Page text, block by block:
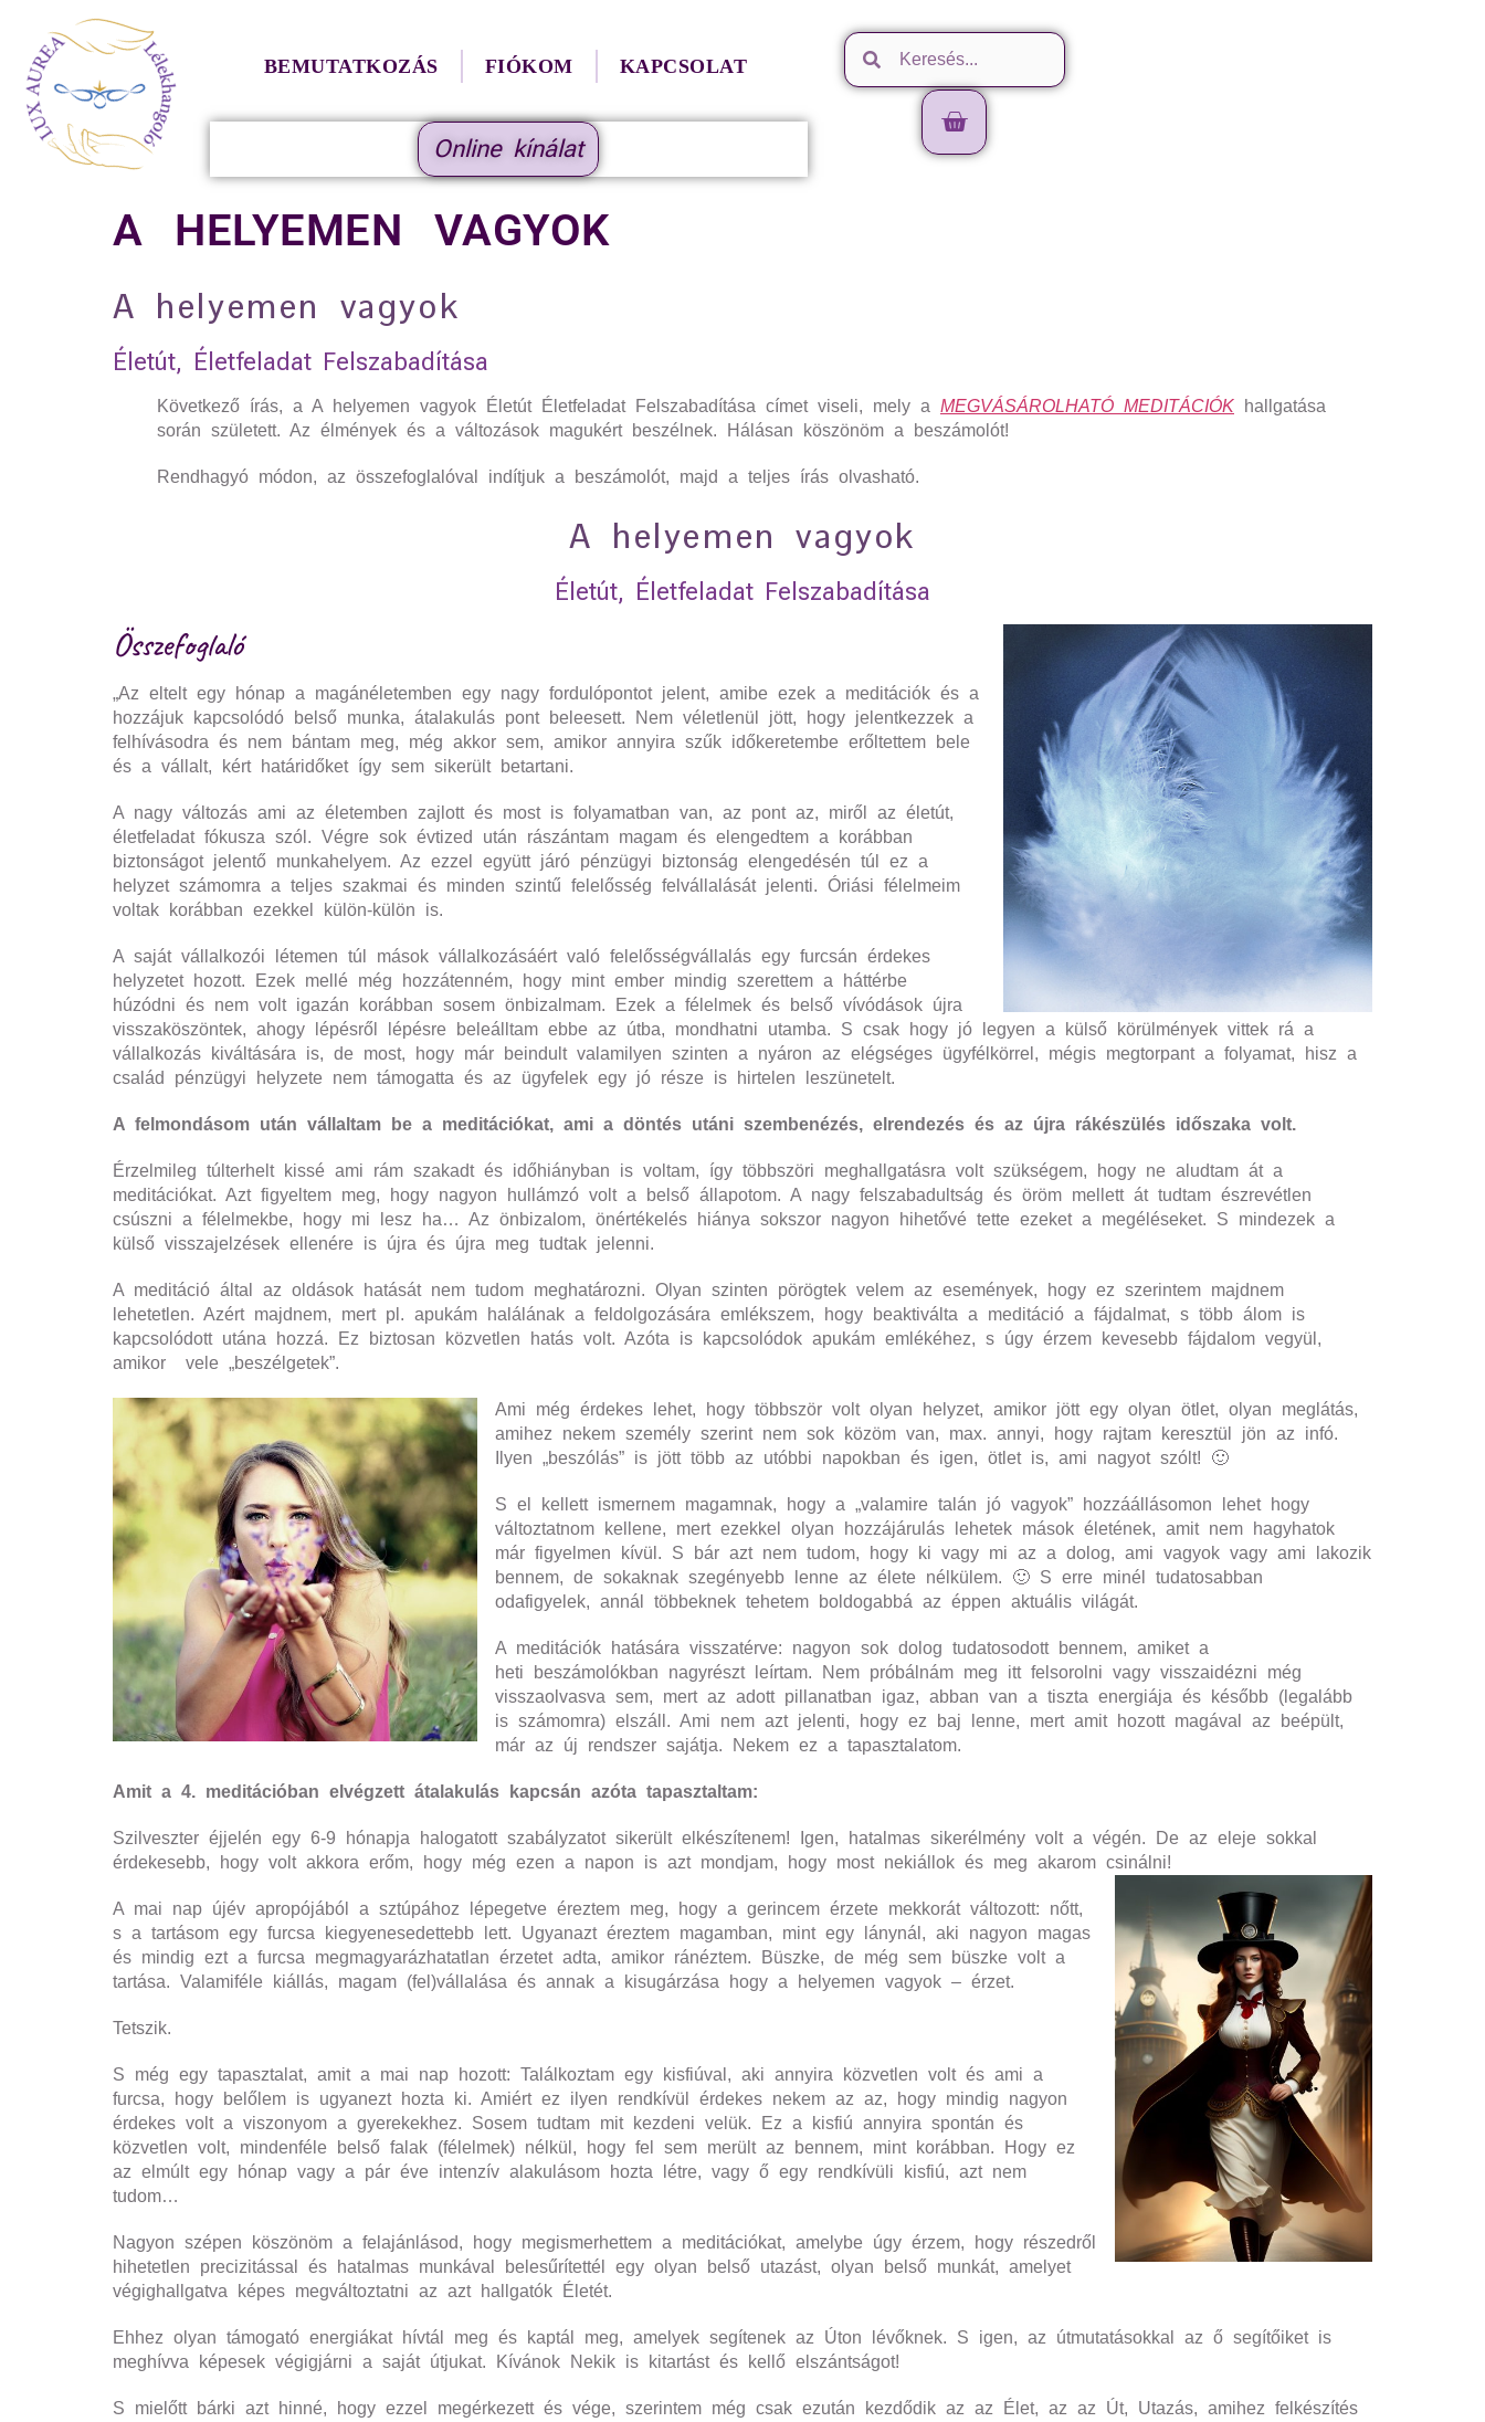
BEMUTATKOZÁS FIÓKOM KAPCSOLAT
Online kínálat
A HELYEMEN VAGYOK
A helyemen vagyok
Életút, Életfeladat Felszabadítása
Következő írás, a A helyemen vagyok Életút Életfeladat Felszabadítása címet viseli, mely a MEGVÁSÁROLHATÓ MEDITÁCIÓK hallgatása
során született. Az élmények és a változások magukért beszélnek. Hálásan köszönöm a beszámolót!
Rendhagyó módon, az összefoglalóval indítjuk a beszámolót, majd a teljes írás olvasható.
A helyemen vagyok
Életút, Életfeladat Felszabadítása
Összefoglaló
„Az eltelt egy hónap a magánéletemben egy nagy fordulópontot jelent, amibe ezek a meditációk és a
hozzájuk kapcsolódó belső munka, átalakulás pont beleesett. Nem véletlenül jött, hogy jelentkezzek a
felhívásodra és nem bántam meg, még akkor sem, amikor annyira szűk időkeretembe erőltettem bele
és a vállalt, kért határidőket így sem sikerült betartani.
A nagy változás ami az életemben zajlott és most is folyamatban van, az pont az, miről az életút,
életfeladat fókusza szól. Végre sok évtized után rászántam magam és elengedtem a korábban
biztonságot jelentő munkahelyem. Az ezzel együtt járó pénzügyi biztonság elengedésén túl ez a
helyzet számomra a teljes szakmai és minden szintű felelősség felvállalását jelenti. Óriási félelmeim
voltak korábban ezekkel külön-külön is.
A saját vállalkozói létemen túl mások vállalkozásáért való felelősségvállalás egy furcsán érdekes
helyzetet hozott. Ezek mellé még hozzátenném, hogy mint ember mindig szerettem a háttérbe
húzódni és nem volt igazán korábban sosem önbizalmam. Ezek a félelmek és belső vívódások újra
visszaköszöntek, ahogy lépésről lépésre beleálltam ebbe az útba, mondhatni utamba. S csak hogy jó legyen a külső körülmények vittek rá a
vállalkozás kiváltására is, de most, hogy már beindult valamilyen szinten a nyáron az elégséges ügyfélkörrel, mégis megtorpant a folyamat, hisz a
család pénzügyi helyzete nem támogatta és az ügyfelek egy jó része is hirtelen leszünetelt.
A felmondásom után vállaltam be a meditációkat, ami a döntés utáni szembenézés, elrendezés és az újra rákészülés időszaka volt.
Érzelmileg túlterhelt kissé ami rám szakadt és időhiányban is voltam, így többszöri meghallgatásra volt szükségem, hogy ne aludtam át a
meditációkat. Azt figyeltem meg, hogy nagyon hullámzó volt a belső állapotom. A nagy felszabadultság és öröm mellett át tudtam észrevétlen
csúszni a félelmekbe, hogy mi lesz ha… Az önbizalom, önértékelés hiánya sokszor nagyon hihetővé tette ezeket a megéléseket. S mindezek a
külső visszajelzések ellenére is újra és újra meg tudtak jelenni.
A meditáció által az oldások hatását nem tudom meghatározni. Olyan szinten pörögtek velem az események, hogy ez szerintem majdnem
lehetetlen. Azért majdnem, mert pl. apukám halálának a feldolgozására emlékszem, hogy beaktiválta a meditáció a fájdalmat, s több álom is
kapcsolódott utána hozzá. Ez biztosan közvetlen hatás volt. Azóta is kapcsolódok apukám emlékéhez, s úgy érzem kevesebb fájdalom vegyül,
amikor vele „beszélgetek”.
Ami még érdekes lehet, hogy többször volt olyan helyzet, amikor jött egy olyan ötlet, olyan meglátás,
amihez nekem személy szerint nem sok közöm van, max. annyi, hogy rajtam keresztül jön az infó.
Ilyen „beszólás” is jött több az utóbbi napokban és igen, ötlet is, ami nagyot szólt! 🙂
S el kellett ismernem magamnak, hogy a „valamire talán jó vagyok” hozzáállásomon lehet hogy
változtatnom kellene, mert ezekkel olyan hozzájárulás lehetek mások életének, amit nem hagyhatok
már figyelmen kívül. S bár azt nem tudom, hogy ki vagy mi az a dolog, ami vagyok vagy ami lakozik
bennem, de sokaknak szegényebb lenne az élete nélkülem. 🙂 S erre minél tudatosabban
odafigyelek, annál többeknek tehetem boldogabbá az éppen aktuális világát.
A meditációk hatására visszatérve: nagyon sok dolog tudatosodott bennem, amiket a
heti beszámolókban nagyrészt leírtam. Nem próbálnám meg itt felsorolni vagy visszaidézni még
visszaolvasva sem, mert az adott pillanatban igaz, abban van a tiszta energiája és később (legalább
is számomra) elszáll. Ami nem azt jelenti, hogy ez baj lenne, mert amit hozott magával az beépült,
már az új rendszer sajátja. Nekem ez a tapasztalatom.
Amit a 4. meditációban elvégzett átalakulás kapcsán azóta tapasztaltam:
Szilveszter éjjelén egy 6-9 hónapja halogatott szabályzatot sikerült elkészítenem! Igen, hatalmas sikerélmény volt a végén. De az eleje sokkal
érdekesebb, hogy volt akkora erőm, hogy még ezen a napon is azt mondjam, hogy most nekiállok és meg akarom csinálni!
A mai nap újév apropójából a sztúpához lépegetve éreztem meg, hogy a gerincem érzete mekkorát változott: nőtt,
s a tartásom egy furcsa kiegyenesedettebb lett. Ugyanazt éreztem magamban, mint egy lánynál, aki nagyon magas
és mindig ezt a furcsa megmagyarázhatatlan érzetet adta, amikor ránéztem. Büszke, de még sem büszke volt a
tartása. Valamiféle kiállás, magam (fel)vállalása és annak a kisugárzása hogy a helyemen vagyok – érzet.
Tetszik.
S még egy tapasztalat, amit a mai nap hozott: Találkoztam egy kisfiúval, aki annyira közvetlen volt és ami a
furcsa, hogy belőlem is ugyanezt hozta ki. Amiért ez ilyen rendkívül érdekes nekem az az, hogy mindig nagyon
érdekes volt a viszonyom a gyerekekhez. Sosem tudtam mit kezdeni velük. Ez a kisfiú annyira spontán és
közvetlen volt, mindenféle belső falak (félelmek) nélkül, hogy fel sem merült az bennem, mint korábban. Hogy ez
az elmúlt egy hónap vagy a pár éve intenzív alakulásom hozta létre, vagy ő egy rendkívüli kisfiú, azt nem
tudom…
Nagyon szépen köszönöm a felajánlásod, hogy megismerhettem a meditációkat, amelybe úgy érzem, hogy részedről
hihetetlen precizitással és hatalmas munkával belesűrítettél egy olyan belső utazást, olyan belső munkát, amelyet
végighallgatva képes megváltoztatni az azt hallgatók Életét.
Ehhez olyan támogató energiákat hívtál meg és kaptál meg, amelyek segítenek az Úton lévőknek. S igen, az útmutatásokkal az ő segítőiket is
meghívva képesek végigjárni a saját útjukat. Kívánok Nekik is kitartást és kellő elszántságot!
S mielőtt bárki azt hinné, hogy ezzel megérkezett és vége, szerintem még csak ezután kezdődik az az Élet, az az Út, Utazás, amihez felkészítés